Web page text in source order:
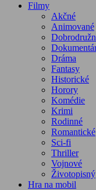
Filmy
Akčné
Animované
Dráma
Fantasy
Historické
Horory
Komédie
Krimi
Rodinné
Romantické
Sci-fi
Thriller
Vojnové
Životopisný
Hra na mobil